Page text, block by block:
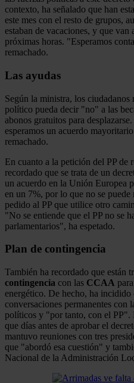
contexto, ha señalado que han
este mes con el resto de grupos,
estaban de vacaciones, y que van
próximas horas. "Esperamos
remachado.
Las ayudas
Según la ministra, los
político pueda decir "no" a las
abonos gratuitos para
esperamos un acuerdo
remachado.
En cuanto a la petición del PP de
recordado que se trata de un
un acuerdo en la Unión Europea
en un 7%, por lo que no se
pedido al PP que utilice otro
"No se entiende que el PP no se
parlamentarios", ha espetado.
Plan de contingencia
También ha recordado que están
contingencia con las CCAA
energético. De hecho, ha
conversaciones permanentes con
políticos y "por tanto, con el PP".
que días antes de aprobar el
mantuvo reuniones con tres
que "abordó esa cuestión" y
Nacional de la Administración